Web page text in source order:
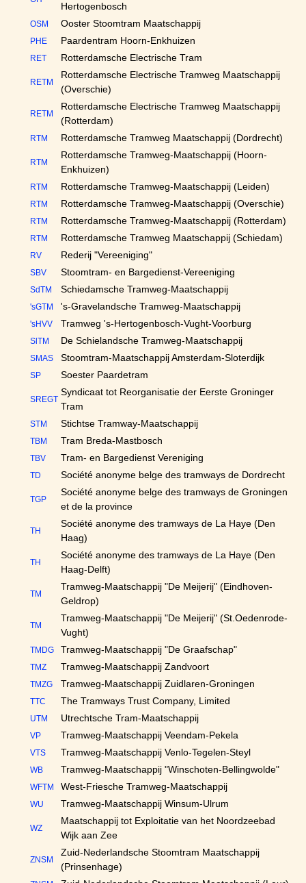
Hertogenbosch
OSM Ooster Stoomtram Maatschappij
PHE Paardentram Hoorn-Enkhuizen
RET Rotterdamsche Electrische Tram
RETM
Rotterdamsche Electrische Tramweg Maatschappij
(Overschie)
RETM
Rotterdamsche Electrische Tramweg Maatschappij
(Rotterdam)
RTM Rotterdamsche Tramweg Maatschappij (Dordrecht)
RTM
Rotterdamsche Tramweg-Maatschappij (Hoorn-
Enkhuizen)
RTM Rotterdamsche Tramweg-Maatschappij (Leiden)
RTM Rotterdamsche Tramweg-Maatschappij (Overschie)
RTM Rotterdamsche Tramweg-Maatschappij (Rotterdam)
RTM Rotterdamsche Tramweg Maatschappij (Schiedam)
RV Rederij "Vereeniging"
SBV Stoomtram- en Bargedienst-Vereeniging
SdTM Schiedamsche Tramweg-Maatschappij
'sGTM 's-Gravelandsche Tramweg-Maatschappij
'sHVV Tramweg 's-Hertogenbosch-Vught-Voorburg
SlTM De Schielandsche Tramweg-Maatschappij
SMAS Stoomtram-Maatschappij Amsterdam-Sloterdijk
SP Soester Paardetram
SREGT
Syndicaat tot Reorganisatie der Eerste Groninger
Tram
STM Stichtse Tramway-Maatschappij
TBM Tram Breda-Mastbosch
TBV Tram- en Bargedienst Vereniging
TD Société anonyme belge des tramways de Dordrecht
TGP
Société anonyme belge des tramways de Groningen
et de la province
TH
Société anonyme des tramways de La Haye (Den
Haag)
TH
Société anonyme des tramways de La Haye (Den
Haag-Delft)
TM
Tramweg-Maatschappij "De Meijerij" (Eindhoven-
Geldrop)
TM
Tramweg-Maatschappij "De Meijerij" (St.Oedenrode-
Vught)
TMDG Tramweg-Maatschappij "De Graafschap"
TMZ Tramweg-Maatschappij Zandvoort
TMZG Tramweg-Maatschappij Zuidlaren-Groningen
TTC The Tramways Trust Company, Limited
UTM Utrechtsche Tram-Maatschappij
VP Tramweg-Maatschappij Veendam-Pekela
VTS Tramweg-Maatschappij Venlo-Tegelen-Steyl
WB Tramweg-Maatschappij "Winschoten-Bellingwolde"
WFTM West-Friesche Tramweg-Maatschappij
WU Tramweg-Maatschappij Winsum-Ulrum
WZ
Maatschappij tot Exploitatie van het Noordzeebad
Wijk aan Zee
ZNSM
Zuid-Nederlandsche Stoomtram Maatschappij
(Prinsenhage)